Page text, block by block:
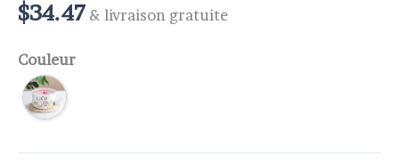
$34.47 & livraison gratuite
Couleur